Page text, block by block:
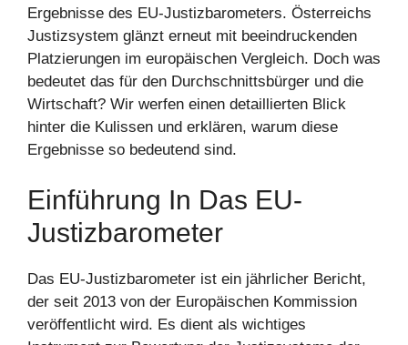
Ergebnisse des EU-Justizbarometers. Österreichs
Justizsystem glänzt erneut mit beeindruckenden
Platzierungen im europäischen Vergleich. Doch was
bedeutet das für den Durchschnittsbürger und die
Wirtschaft? Wir werfen einen detaillierten Blick
hinter die Kulissen und erklären, warum diese
Ergebnisse so bedeutend sind.
Einführung In Das EU-
Justizbarometer
Das EU-Justizbarometer ist ein jährlicher Bericht,
der seit 2013 von der Europäischen Kommission
veröffentlicht wird. Es dient als wichtiges